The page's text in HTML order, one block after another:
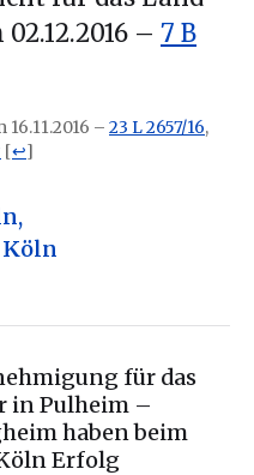
– 7 B
– 23 L 2657/16,
[↩]
,
für das
in Pulheim –
haben beim
Erfolg